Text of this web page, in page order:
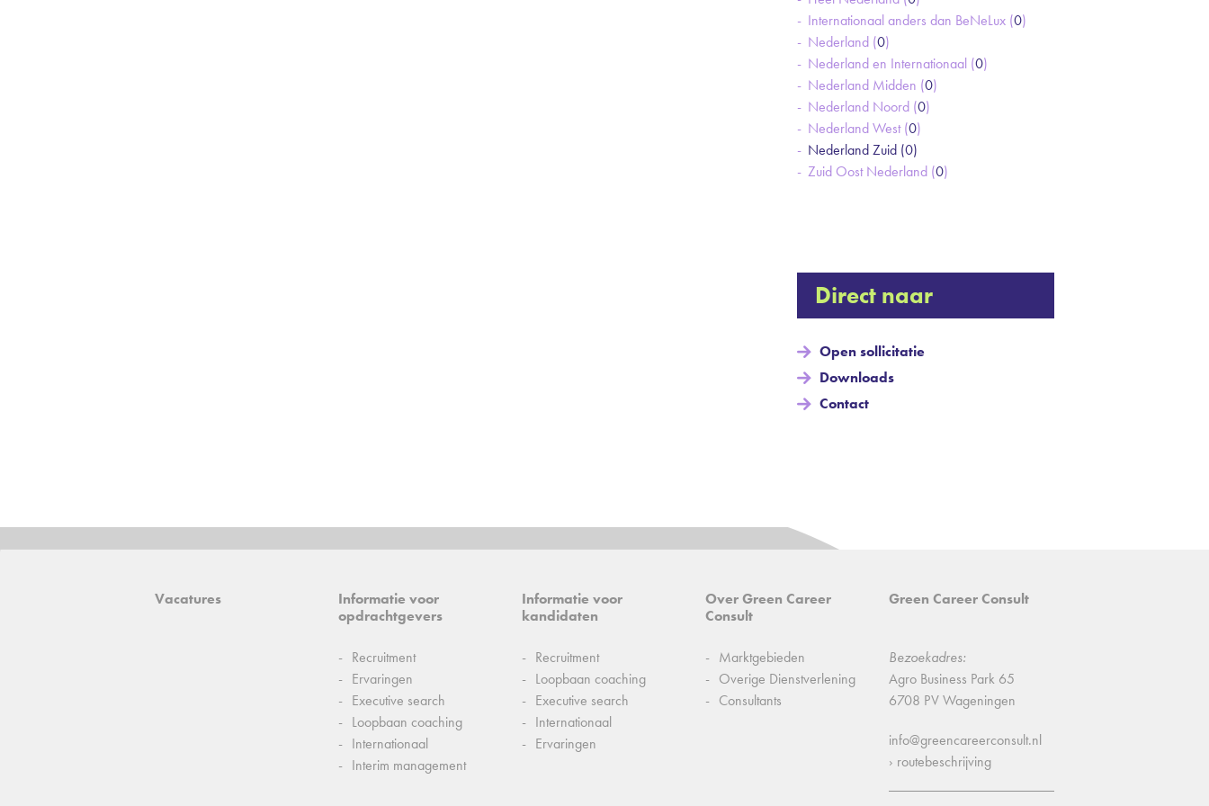
Internationaal anders dan BeNeLux (0)
Nederland (0)
Nederland en Internationaal (0)
Nederland Midden (0)
Nederland Noord (0)
Nederland West (0)
Nederland Zuid (0)
Zuid Oost Nederland (0)
Direct naar
Open sollicitatie
Downloads
Contact
Vacatures
Informatie voor
opdrachtgevers
Recruitment
Ervaringen
Executive search
Loopbaan coaching
Internationaal
Interim management
Informatie voor
kandidaten
Recruitment
Loopbaan coaching
Executive search
Internationaal
Ervaringen
Over Green Career
Consult
Marktgebieden
Overige Dienstverlening
Consultants
Green Career Consult
Bezoekadres:
Agro Business Park 65
6708 PV Wageningen
info@greencareerconsult.nl
› routebeschrijving